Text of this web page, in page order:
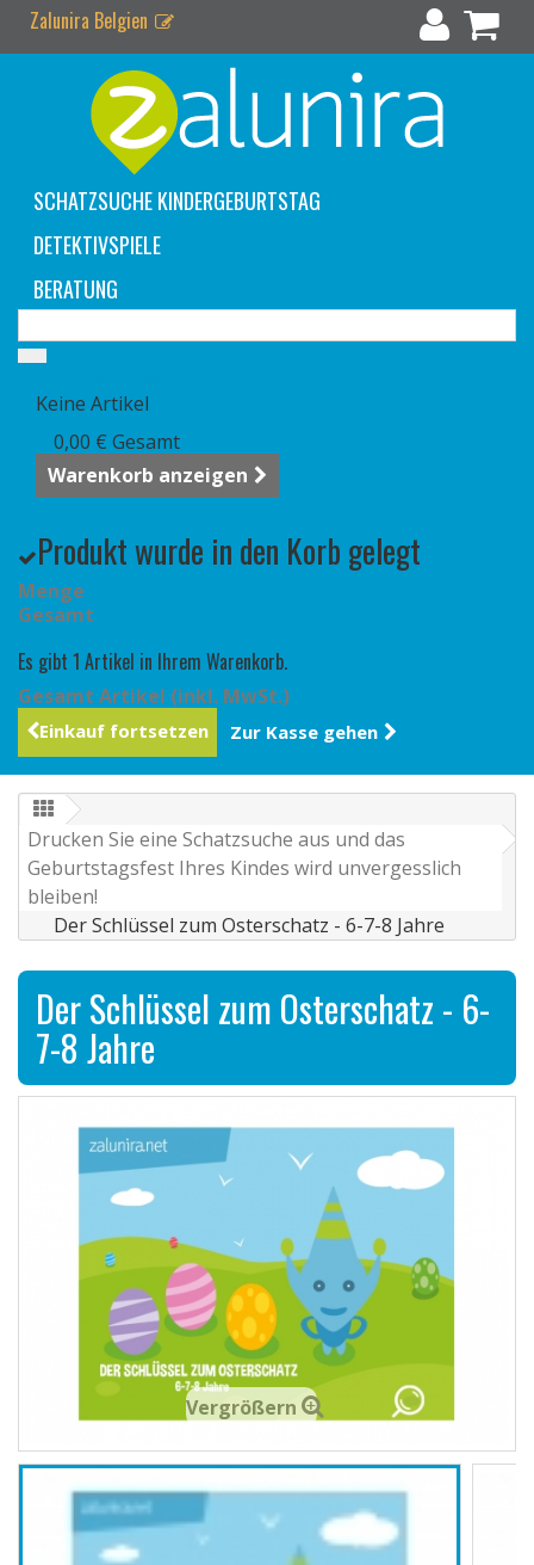
Zalunira Belgien
SCHATZSUCHE KINDERGEBURTSTAG
DETEKTIVSPIELE
BERATUNG
Keine Artikel
0,00 € Gesamt
Warenkorb anzeigen
Produkt wurde in den Korb gelegt
Menge
Gesamt
Es gibt 1 Artikel in Ihrem Warenkorb.
Gesamt Artikel (inkl. MwSt.)
Einkauf fortsetzen Zur Kasse gehen
Drucken Sie eine Schatzsuche aus und das
Geburtstagsfest Ihres Kindes wird unvergesslich
bleiben!
Der Schlüssel zum Osterschatz - 6-7-8 Jahre
Der Schlüssel zum Osterschatz - 6-
7-8 Jahre
Vergrößern